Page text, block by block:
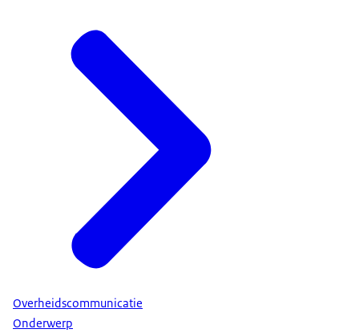
Overheidscommunicatie
Onderwerp